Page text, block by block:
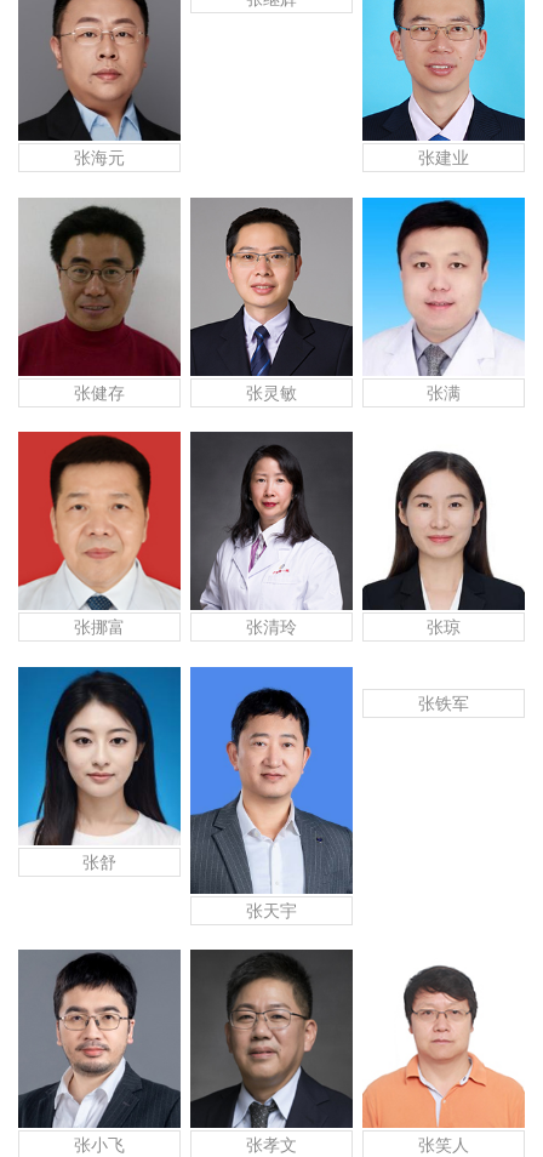
张海元 张建业
张健存 张灵敏 张满
张挪富 张清玲 张琼
张舒
张天宇
张铁军
张小飞 张孝文 张笑人